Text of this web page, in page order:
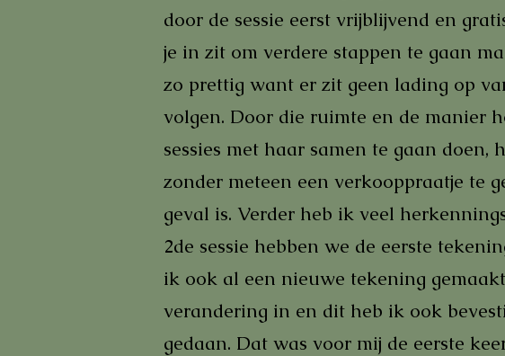
door de sessie eerst vrijblijvend en
je in zit om verdere stappen te gaan
zo prettig want er zit geen lading op
volgen. Door die ruimte en de manier
sessies met haar samen te gaan
zonder meteen een verkooppraatje te
geval is. Verder heb ik veel
2de sessie hebben we de eerste
ik ook al een nieuwe tekening
verandering in en dit heb ik ook
gedaan. Dat was voor mij de eerste